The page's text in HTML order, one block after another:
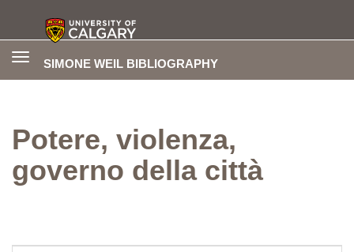
SIMONE WEIL BIBLIOGRAPHY
Toggle
Potere, violenza,
governo della città